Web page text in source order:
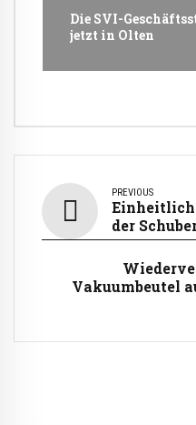
Die SVI-
jetzt in Olten
PREVIOUS
der
Vakuumbeutel